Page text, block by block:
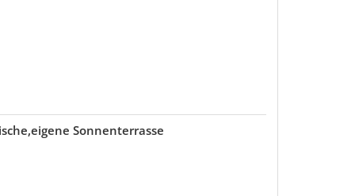
Sonnenterrasse